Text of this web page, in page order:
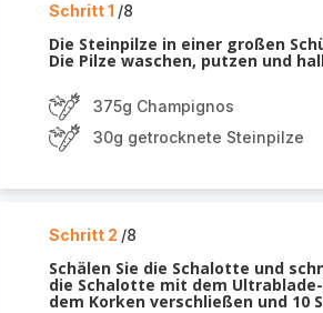
Schritt 1 /8
Die Steinpilze in einer großen
Die Pilze waschen, putzen und
375g Champignos
30g getrocknete Steinpilze
Schritt 2 /8
Schälen Sie die Schalotte und
die Schalotte mit dem
dem Korken verschließen und 10